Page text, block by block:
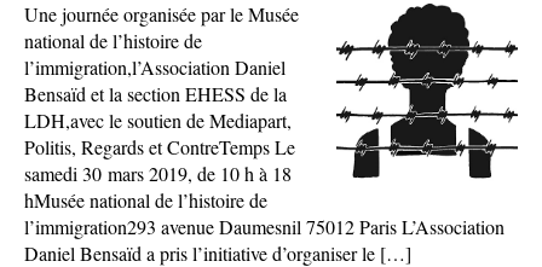
Une journée organisée par le Musée
national de l’histoire de
l’immigration,l’Association Daniel
Bensaïd et la section EHESS de la
LDH,avec le soutien de Mediapart,
Politis, Regards et ContreTemps Le
samedi 30 mars 2019, de 10 h à 18
hMusée national de l’histoire de
l’immigration293 avenue Daumesnil 75012 Paris L’Association
Daniel Bensaïd a pris l’initiative d’organiser le […]